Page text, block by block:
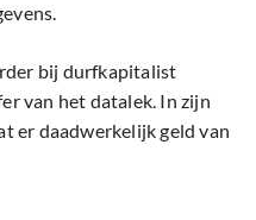
bij durfkapitalist
van het datalek. In zijn
er daadwerkelijk geld van